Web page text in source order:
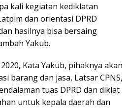
kali kegiatan kediklatan
dan orientasi DPRD
hasilnya bisa bersaing
Yakub.
Kata Yakub, pihaknya akan
barang dan jasa, Latsar CPNS,
tuas DPRD dan diklat
untuk kepala daerah dan